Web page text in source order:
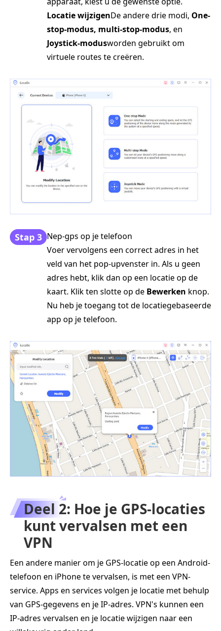
Locatie wijzigenDe andere drie modi, One-
stop-modus, multi-stop-modus, en
Joystick-modusworden gebruikt om
virtuele routes te creëren.
Stap 3 Nep-gps op je telefoon
Voer vervolgens een correct adres in het
veld van het pop-upvenster in. Als u geen
adres hebt, klik dan op een locatie op de
kaart. Klik ten slotte op de Bewerken knop.
Nu heb je toegang tot de locatiegebaseerde
app op je telefoon.
Deel 2: Hoe je GPS-locaties
kunt vervalsen met een
VPN
Een andere manier om je GPS-locatie op een Android-
telefoon en iPhone te vervalsen, is met een VPN-
service. Apps en services volgen je locatie met behulp
van GPS-gegevens en je IP-adres. VPN's kunnen een
IP-adres vervalsen en je locatie wijzigen naar een